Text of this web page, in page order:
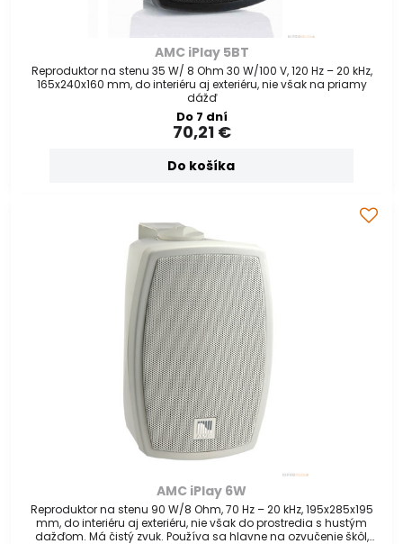
AMC iPlay 5BT
Reproduktor na stenu 35 W/ 8 Ohm 30 W/100 V, 120 Hz – 20 kHz,
165x240x160 mm, do interiéru aj exteriéru, nie však na priamy
dážď
Do 7 dní
70,21 €
Do košíka
AMC iPlay 6W
Reproduktor na stenu 90 W/8 Ohm, 70 Hz – 20 kHz, 195x285x195
mm, do interiéru aj exteriéru, nie však do prostredia s hustým
dažďom. Má čistý zvuk. Používa sa hlavne na ozvučenie škôl,